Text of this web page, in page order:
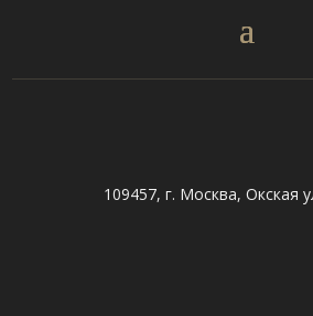
109457, г. Москва, Окская